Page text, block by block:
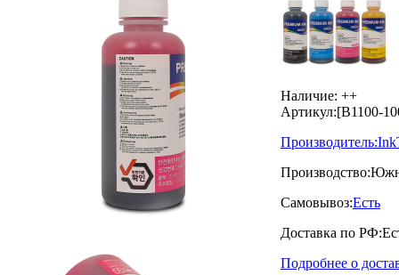
Наличие: ++
Артикул:[B1100-
Производитель:
Производство:
Самовывоз:Есть
Доставка по РФ:
Подробнее о